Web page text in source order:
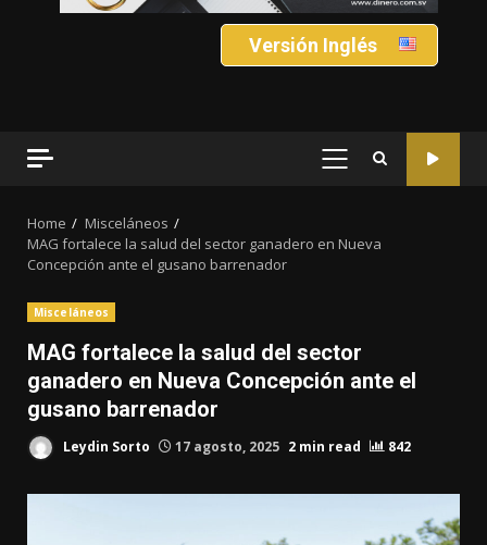
Versión Inglés
PRIMARY
Home
Misceláneos
MAG fortalece la salud del sector ganadero en Nueva
Concepción ante el gusano barrenador
Misceláneos
MAG fortalece la salud del sector
ganadero en Nueva Concepción ante el
gusano barrenador
Leydin Sorto 17 agosto, 2025 2 min read 842